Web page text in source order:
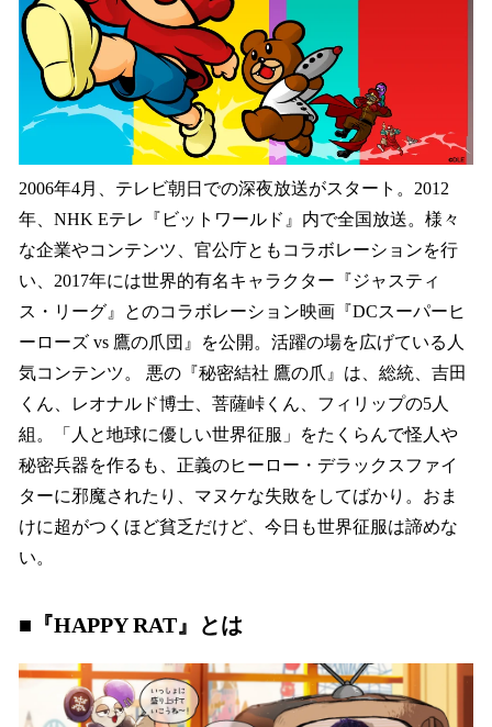
2006年4月、テレビ朝日での深夜放送がスタート。2012
年、NHK Eテレ『ビットワールド』内で全国放送。様々
な企業やコンテンツ、官公庁ともコラボレーションを行
い、2017年には世界的有名キャラクター『ジャスティ
ス・リーグ』とのコラボレーション映画『DCスーパーヒ
ーローズ vs 鷹の爪団』を公開。活躍の場を広げている人
気コンテンツ。 悪の『秘密結社 鷹の爪』は、総統、吉田
くん、レオナルド博士、菩薩峠くん、フィリップの5人
組。「人と地球に優しい世界征服」をたくらんで怪人や
秘密兵器を作るも、正義のヒーロー・デラックスファイ
ターに邪魔されたり、マヌケな失敗をしてばかり。おま
けに超がつくほど貧乏だけど、今日も世界征服は諦めな
い。
■ 『HAPPY RAT』とは